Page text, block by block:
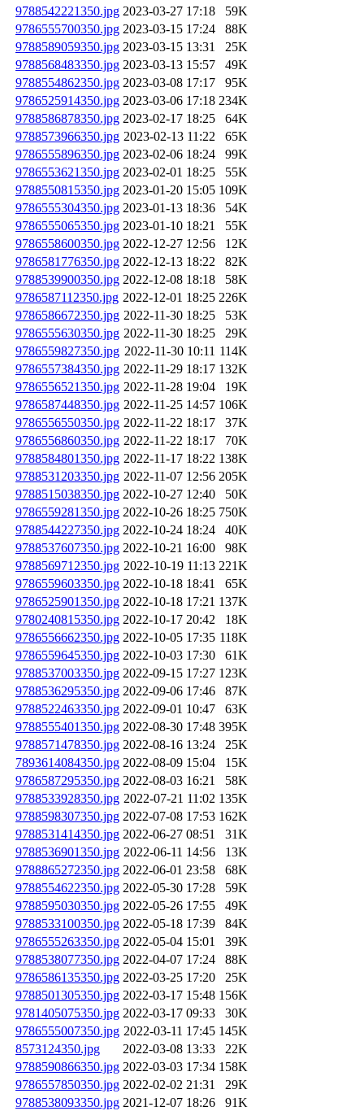
9788542221350.jpg 2023-03-27 17:18
59K
9786555700350.jpg 2023-03-15 17:24
88K
9788589059350.jpg 2023-03-15 13:31
25K
9788568483350.jpg 2023-03-13 15:57
49K
9788554862350.jpg 2023-03-08 17:17
95K
9786525914350.jpg 2023-03-06 17:18 234K
9788586878350.jpg 2023-02-17 18:25
64K
9788573966350.jpg 2023-02-13 11:22
65K
9786555896350.jpg 2023-02-06 18:24
99K
9786553621350.jpg 2023-02-01 18:25
55K
9788550815350.jpg 2023-01-20 15:05 109K
9786555304350.jpg 2023-01-13 18:36
54K
9786555065350.jpg 2023-01-10 18:21
55K
9786558600350.jpg 2022-12-27 12:56
12K
9786581776350.jpg 2022-12-13 18:22
82K
9788539900350.jpg 2022-12-08 18:18
58K
9786587112350.jpg 2022-12-01 18:25 226K
9786586672350.jpg 2022-11-30 18:25
53K
9786555630350.jpg 2022-11-30 18:25
29K
9786559827350.jpg 2022-11-30 10:11 114K
9786557384350.jpg 2022-11-29 18:17 132K
9786556521350.jpg 2022-11-28 19:04
19K
9786587448350.jpg 2022-11-25 14:57 106K
9786556550350.jpg 2022-11-22 18:17
37K
9786556860350.jpg 2022-11-22 18:17
70K
9788584801350.jpg 2022-11-17 18:22 138K
9788531203350.jpg 2022-11-07 12:56 205K
9788515038350.jpg 2022-10-27 12:40
50K
9786559281350.jpg 2022-10-26 18:25 750K
9788544227350.jpg 2022-10-24 18:24
40K
9788537607350.jpg 2022-10-21 16:00
98K
9788569712350.jpg 2022-10-19 11:13 221K
9786559603350.jpg 2022-10-18 18:41
65K
9786525901350.jpg 2022-10-18 17:21 137K
9780240815350.jpg 2022-10-17 20:42
18K
9786556662350.jpg 2022-10-05 17:35 118K
9786559645350.jpg 2022-10-03 17:30
61K
9788537003350.jpg 2022-09-15 17:27 123K
9788536295350.jpg 2022-09-06 17:46
87K
9788522463350.jpg 2022-09-01 10:47
63K
9788555401350.jpg 2022-08-30 17:48 395K
9788571478350.jpg 2022-08-16 13:24
25K
7893614084350.jpg 2022-08-09 15:04
15K
9786587295350.jpg 2022-08-03 16:21
58K
9788533928350.jpg 2022-07-21 11:02 135K
9788598307350.jpg 2022-07-08 17:53 162K
9788531414350.jpg 2022-06-27 08:51
31K
9788536901350.jpg 2022-06-11 14:56
13K
9788865272350.jpg 2022-06-01 23:58
68K
9788554622350.jpg 2022-05-30 17:28
59K
9788595030350.jpg 2022-05-26 17:55
49K
9788533100350.jpg 2022-05-18 17:39
84K
9786555263350.jpg 2022-05-04 15:01
39K
9788538077350.jpg 2022-04-07 17:24
88K
9786586135350.jpg 2022-03-25 17:20
25K
9788501305350.jpg 2022-03-17 15:48 156K
9781405075350.jpg 2022-03-17 09:33
30K
9786555007350.jpg 2022-03-11 17:45 145K
8573124350.jpg
2022-03-08 13:33
22K
9788590866350.jpg 2022-03-03 17:34 158K
9786557850350.jpg 2022-02-02 21:31
29K
9788538093350.jpg 2021-12-07 18:26
91K